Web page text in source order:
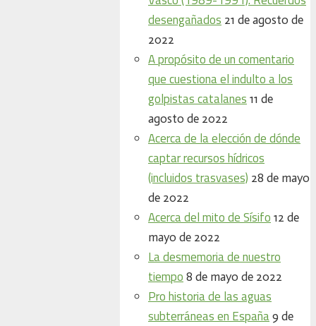
desengañados 21 de agosto de
2022
A propósito de un comentario
que cuestiona el indulto a los
golpistas catalanes 11 de
agosto de 2022
Acerca de la elección de dónde
captar recursos hídricos
(incluidos trasvases) 28 de mayo
de 2022
Acerca del mito de Sísifo 12 de
mayo de 2022
La desmemoria de nuestro
tiempo 8 de mayo de 2022
Pro historia de las aguas
subterráneas en España 9 de